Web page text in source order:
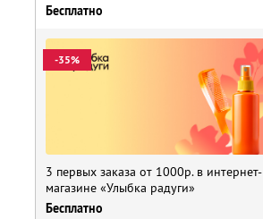
Бесплатно
-35%
3 первых заказа от 1000р. в интернет-
магазине «Улыбка радуги»
Бесплатно